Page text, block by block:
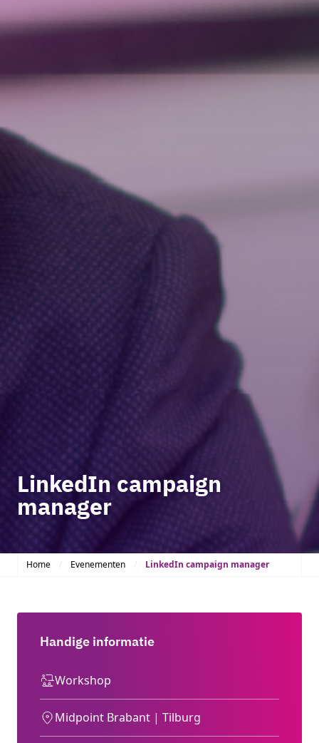
LinkedIn campaign
manager
Home Evenementen LinkedIn campaign manager
Handige informatie
Workshop
Midpoint Brabant | Tilburg